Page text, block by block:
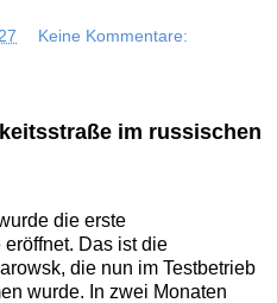
Keine Kommentare:
im russischen
die erste
Das ist die
die nun im Testbetrieb
wurde. In zwei Monaten